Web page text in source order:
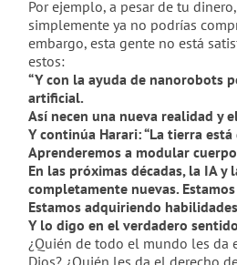
Por ejemplo, a pesar de tu
simplemente ya no podrías
embargo, esta gente no está
estos:
“Y con la ayuda de nanorobots
artificial.
Así necen una nueva realidad y
Y continúa Harari:“La tierra
Aprenderemos a modular
En las próximas décadas, la IA
completamente nuevas.
Estamos adquiriendo
Y lo digo en el verdadero
¿Quién de todo el mundo les da
Dios? ¿Quién les da el derecho